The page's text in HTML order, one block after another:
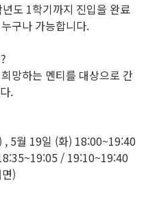
도 1학기까지 진입을 완료
구나 가능합니다.
망하는 멘티를 대상으로 간
.
5월 19일 (화) 18:00~19:40
/ 19:10~19:40
)